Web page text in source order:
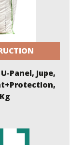
Panel, Jupe,